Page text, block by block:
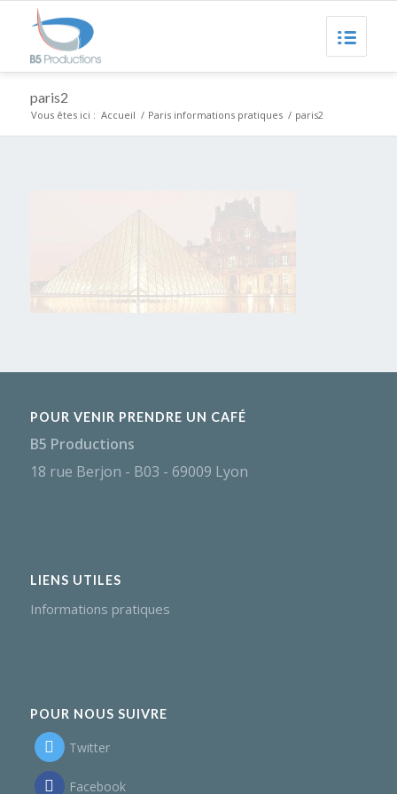
paris2
Vous êtes ici : Accueil / Paris informations pratiques / paris2
POUR VENIR PRENDRE UN CAFÉ
B5 Productions
18 rue Berjon - B03 - 69009 Lyon
LIENS UTILES
Informations pratiques
POUR NOUS SUIVRE
Twitter
Facebook